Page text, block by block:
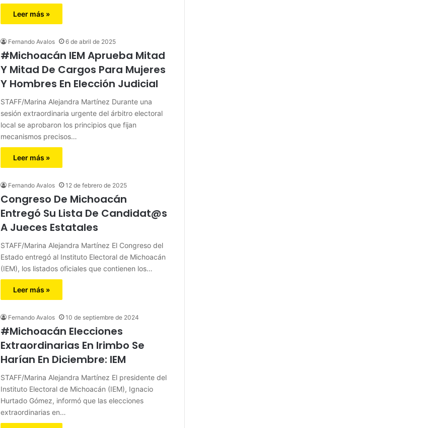
Leer más »
Fernando Avalos 6 de abril de 2025
#Michoacán IEM Aprueba Mitad
Y Mitad De Cargos Para Mujeres
Y Hombres En Elección Judicial
STAFF/Marina Alejandra Martínez Durante una
sesión extraordinaria urgente del árbitro electoral
local se aprobaron los principios que fijan
mecanismos precisos…
Leer más »
Fernando Avalos 12 de febrero de 2025
Congreso De Michoacán
Entregó Su Lista De Candidat@s
A Jueces Estatales
STAFF/Marina Alejandra Martínez El Congreso del
Estado entregó al Instituto Electoral de Michoacán
(IEM), los listados oficiales que contienen los…
Leer más »
Fernando Avalos 10 de septiembre de 2024
#Michoacán Elecciones
Extraordinarias En Irimbo Se
Harían En Diciembre: IEM
STAFF/Marina Alejandra Martínez El presidente del
Instituto Electoral de Michoacán (IEM), Ignacio
Hurtado Gómez, informó que las elecciones
extraordinarias en…